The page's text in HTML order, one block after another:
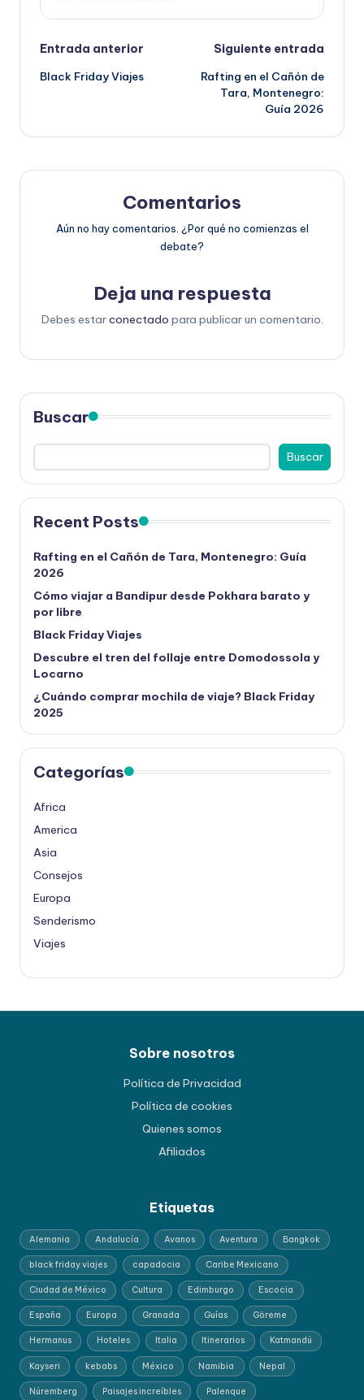
Navegación
de
Entrada anterior
Black Friday Viajes
Siguiente entrada
Rafting en el Cañón de
Tara, Montenegro:
Guía 2026
Comentarios
Aún no hay comentarios. ¿Por qué no comienzas el
debate?
Deja una respuesta
Debes estarconectado para publicar un comentario.
Buscar
Buscar
Recent Posts
Rafting en el Cañón de Tara, Montenegro: Guía
2026
Cómo viajar a Bandipur desde Pokhara barato y
por libre
Black Friday Viajes
Descubre el tren del follaje entre Domodossola y
Locarno
¿Cuándo comprar mochila de viaje? Black Friday
2025
Categorías
Africa
America
Asia
Consejos
Europa
Senderismo
Viajes
Sobre nosotros
Política de Privacidad
Política de cookies
Quienes somos
Afiliados
Etiquetas
Alemania Andalucía Avanos Aventura Bangkok
black friday viajes capadocia Caribe Mexicano
Ciudad de México Cultura Edimburgo Escocia
España Europa Granada Guías Göreme
Hermanus Hoteles Italia Itinerarios Katmandú
Kayseri kebabs México Namibia Nepal
Núremberg Paisajes increíbles Palenque